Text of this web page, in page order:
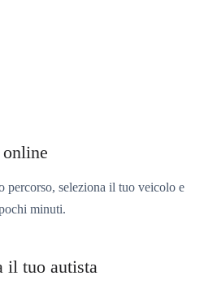
online
percorso, seleziona il tuo veicolo e
minuti.
il tuo autista